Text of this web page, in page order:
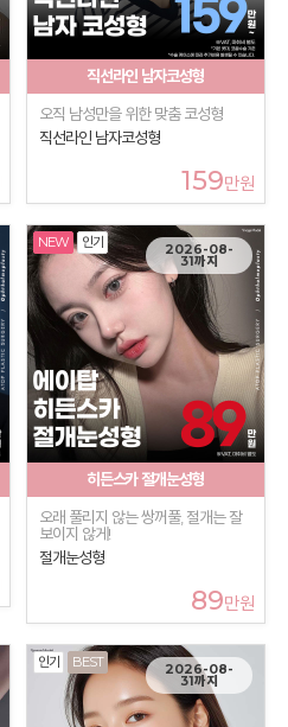
직선라인 남자코성형
오직 남성만을 위한 맞춤 코성형
직선라인 남자코성형
159만원
NEW 인기 2026-08-
31까지
히든스카 절개눈성형
오래 풀리지 않는 쌍꺼풀, 절개는 잘
보이지 않게!
절개눈성형
89만원
인기 BEST 2026-08-
31까지